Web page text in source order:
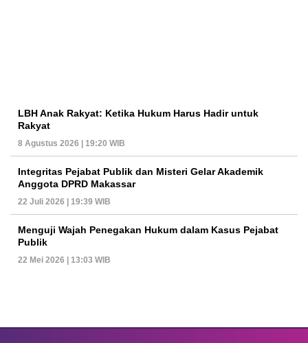
LBH Anak Rakyat: Ketika Hukum Harus Hadir untuk
Rakyat
8 Agustus 2026 | 19:20 WIB
Integritas Pejabat Publik dan Misteri Gelar Akademik
Anggota DPRD Makassar
22 Juli 2026 | 19:39 WIB
Menguji Wajah Penegakan Hukum dalam Kasus Pejabat
Publik
22 Mei 2026 | 13:03 WIB